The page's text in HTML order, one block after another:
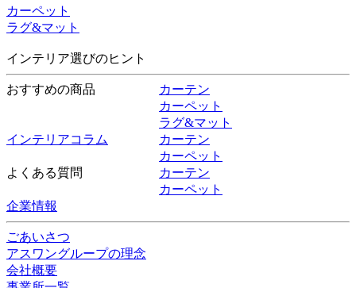
カーペット
ラグ&マット
インテリア選びのヒント
おすすめの商品
カーテン
カーペット
ラグ&マット
インテリアコラム
カーテン
カーペット
よくある質問
カーテン
カーペット
企業情報
ごあいさつ
アスワングループの理念
会社概要